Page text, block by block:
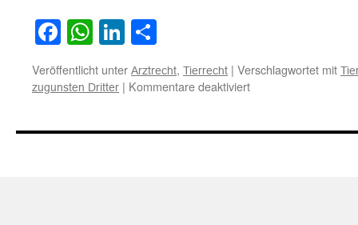
Facebook
WhatsApp
LinkedIn
Veröffentlicht unter Arztrecht, Tierrecht | Verschlagwortet mit
zugunsten Dritter | Kommentare deaktiviertfür
Vertrags